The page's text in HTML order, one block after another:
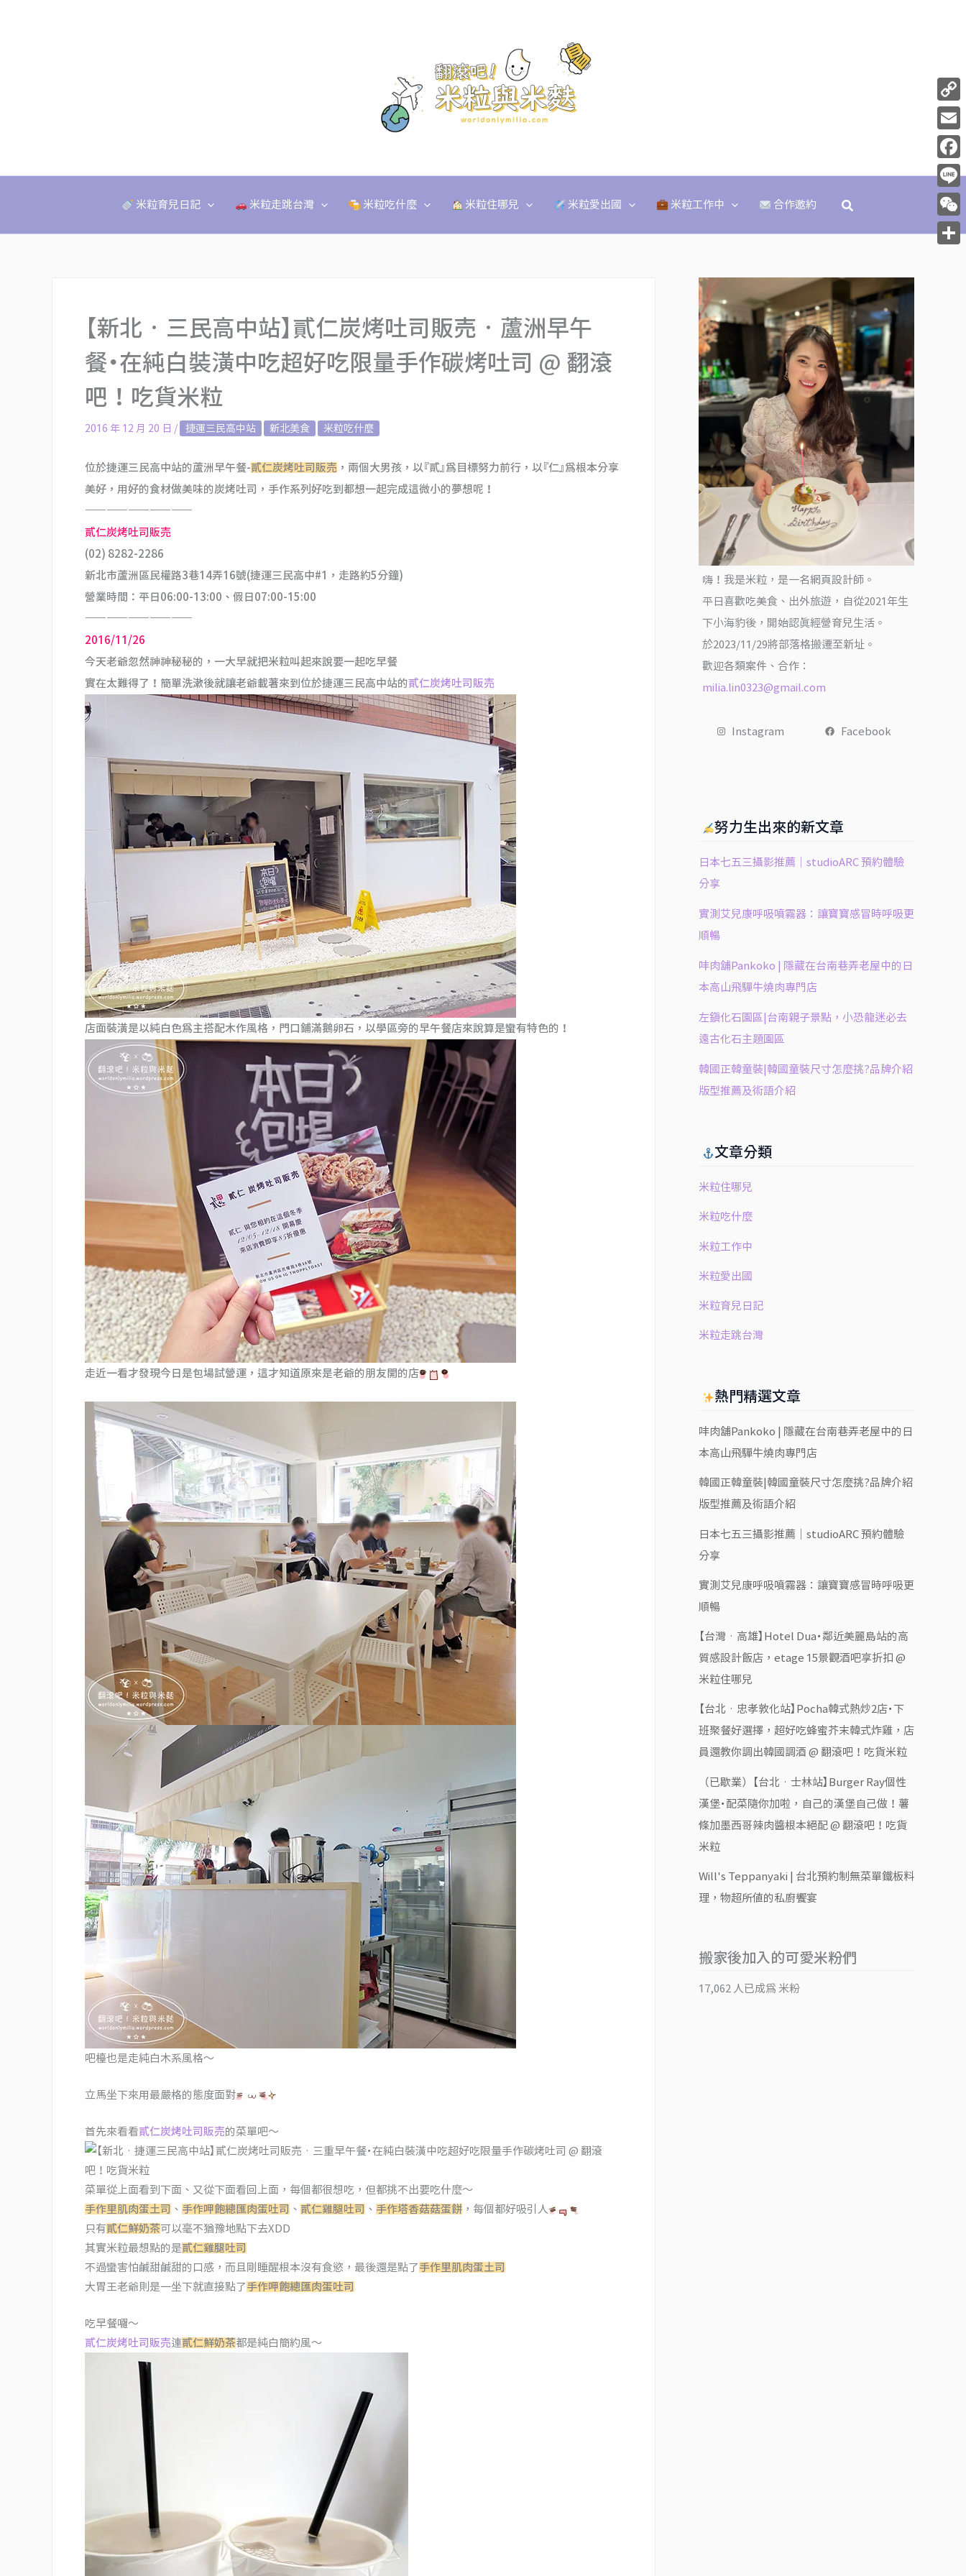
米粒育兒日記 米粒走跳台灣 米粒吃什麼 米粒住哪兒 米粒愛出國 米粒工作中 合作邀約
搜
尋
【新北‧三民高中站】貳仁炭烤吐司販売‧蘆洲早午
餐・在純白裝潢中吃超好吃限量手作碳烤吐司 @ 翻滾
吧！吃貨米粒
2016 年 12 月 20 日 / 捷運三民高中站 新北美食 米粒吃什麼
位於捷運三民高中站的蘆洲早午餐-貳仁炭烤吐司販売 ，兩個大男孩，以『貳』為目標努力前行，以『仁』為根本分享
美好，用好的食材做美味的炭烤吐司，手作系列好吃到都想一起完成這微小的夢想呢！
——————————
貳仁炭烤吐司販売
(02) 8282-2286
新北市蘆洲區民權路3巷14弄16號(捷運三民高中#1，走路約5分鐘)
營業時間：平日06:00-13:00、假日07:00-15:00
——————————
2016/11/26
今天老爺忽然神神秘秘的，一大早就把米粒叫起來說要一起吃早餐
實在太難得了！簡單洗漱後就讓老爺載著來到位於捷運三民高中站的貳仁炭烤吐司販売
店面裝潢是以純白色為主搭配木作風格，門口鋪滿鵝卵石，以學區旁的早午餐店來說算是蠻有特色的！
走近一看才發現今日是包場試營運，這才知道原來是老爺的朋友開的店
吧檯也是走純白木系風格～
立馬坐下來用最嚴格的態度面對
首先來看看貳仁炭烤吐司販売的菜單吧～
菜單從上面看到下面、又從下面看回上面，每個都很想吃，但都挑不出要吃什麼～
手作里肌肉蛋土司 、 手作呷飽總匯肉蛋吐司 、 貳仁雞腿吐司 、 手作塔香菇菇蛋餅 ，每個都好吸引人
只有貳仁鮮奶茶可以毫不猶豫地點下去XDD
其實米粒最想點的是貳仁雞腿吐司
不過蠻害怕鹹甜鹹甜的口感，而且剛睡醒根本沒有食慾，最後還是點了 手作里肌肉蛋土司
大胃王老爺則是一坐下就直接點了 手作呷飽總匯肉蛋吐司
吃早餐囉～
貳仁炭烤吐司販売連貳仁鮮奶茶都是純白簡約風～
嗨！我是米粒，是一名網頁設計師。
平日喜歡吃美食、出外旅遊，自從2021年生
下小海豹後，開始認真經營育兒生活。
於2023/11/29將部落格搬遷至新址。
歡迎各類案件、合作：
milia.lin0323@gmail.com
Instagram Facebook
努力生出來的新文章
日本七五三攝影推薦｜studioARC 預約體驗
分享
實測艾兒康呼吸噴霧器：讓寶寶感冒時呼吸更
順暢
㕩肉舖Pankoko | 隱藏在台南巷弄老屋中的日
本高山飛驒牛燒肉專門店
左鎮化石園區|台南親子景點，小恐龍迷必去
遠古化石主題園區
韓國正韓童裝|韓國童裝尺寸怎麼挑?品牌介紹
版型推薦及術語介紹
文章分類
米粒住哪兒
米粒吃什麼
米粒工作中
米粒愛出國
米粒育兒日記
米粒走跳台灣
熱門精選文章
㕩肉舖Pankoko | 隱藏在台南巷弄老屋中的日
本高山飛驒牛燒肉專門店
韓國正韓童裝|韓國童裝尺寸怎麼挑?品牌介紹
版型推薦及術語介紹
日本七五三攝影推薦｜studioARC 預約體驗
分享
實測艾兒康呼吸噴霧器：讓寶寶感冒時呼吸更
順暢
【台灣‧高雄】Hotel Dua・鄰近美麗島站的高
質感設計飯店，etage 15景觀酒吧享折扣 @
米粒住哪兒
【台北‧忠孝敦化站】Pocha韓式熱炒2店・下
班聚餐好選擇，超好吃蜂蜜芥末韓式炸雞，店
員還教你調出韓國調酒 @ 翻滾吧！吃貨米粒
（已歇業）【台北‧士林站】Burger Ray個性
漢堡・配菜隨你加啦，自己的漢堡自己做！薯
條加墨西哥辣肉醬根本絕配 @ 翻滾吧！吃貨
米粒
Will's Teppanyaki | 台北預約制無菜單鐵板料
理，物超所值的私廚饗宴
搬家後加入的可愛米粉們
17,062 人已成為 米粉
Copy
Link
Email
Line